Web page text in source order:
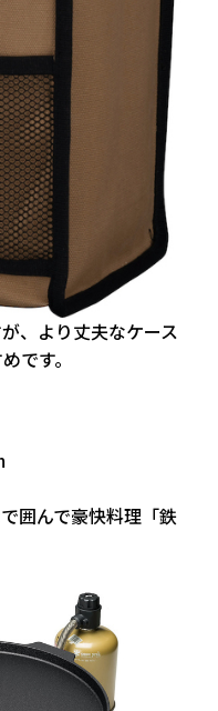
、より丈夫なケース
です。
囲んで豪快料理「鉄